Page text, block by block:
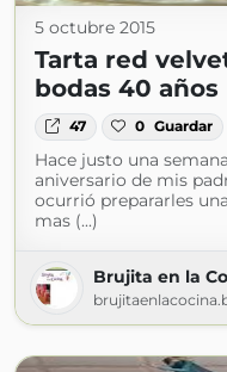
5 octubre 2015
Tarta red
bodas 40 años
47 0 Guardar
Hace justo una
aniversario de mis
ocurrió prepararles
mas (...)
Brujita en la